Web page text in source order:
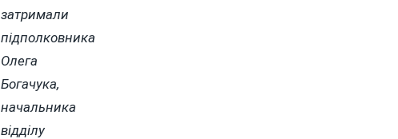
затримали
підполковника
Олега
Богачука,
начальника
відділу